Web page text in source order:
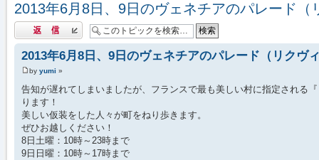
2013年6月8日、9日のヴェネチアのパレード（
返信する
2013年6月8日、9日のヴェネチアのパレード（リクヴ
by yumi »
告知が遅れてしまいましたが、フランスで最も美しい村に指定される
ります！
美しい仮装をした人々が町をねり歩きます。
ぜひお越しください！
8日土曜：10時～23時まで
9日日曜：10時～17時まで